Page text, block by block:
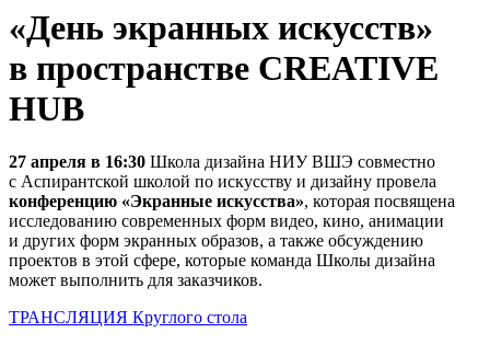
«День экранных искусств»
в пространстве CREATIVE
HUB
27 апреля в 16:30 Школа дизайна НИУ ВШЭ совместно
с Аспирантской школой по искусству и дизайну провела
конференцию «Экранные искусства», которая посвящена
исследованию современных форм видео, кино, анимации
и других форм экранных образов, а также обсуждению
проектов в этой сфере, которые команда Школы дизайна
может выполнить для заказчиков.
ТРАНСЛЯЦИЯ Круглого стола